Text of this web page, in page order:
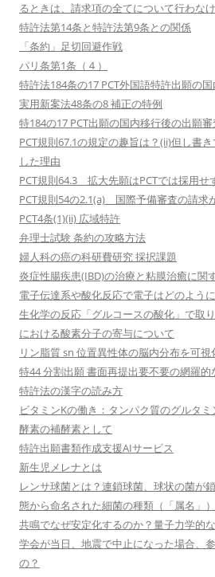
るときは、請求項の全てについて行わな
特許法第14条と特許法第9条との関係
「条約」足切回避作戦
パリ条第1条（４）
特許法184条の17 PCT外国語特許出願の
実用新案法48条の8 補正の特例
特184の17 PCT出願の国内移行後の出願
PCT規則67.1の規定の趣旨は？(ii)但し書
した理由
PCT規則64.3 拡大先願はPCTでは採用せ
PCT規則54の2.1(a) 国際予備審査の請求
PCT4条(1)(ii) 広域特許
弁理士試験 条約の攻略方法
婦人科の癌の科研費研究 採択課題
炎症性腸疾患(IBD)の治療と粘膜治癒に関
電子伝達系や酸化反応で電子はどのよう
生化学の反応「グルコースの酸化」で取
における酸素分子の寄与について
リン脂質 sn 位置異性体の脳内分布を可視
特44 分割出願 書面再提出要不要の網羅的
特許法の漢字の読み方
ビタミンKの働き：タンパク質のグルタ
酵素の補酵素として
特許出願書類作成支援AIサービス
新生児メレナとは
レンサ球菌とは？連鎖球菌、球状の菌が
態から命名された細菌の種類（「属名」）
共鳴でなぜ安定化するのか？量子力学的
学会が当日、地震で中止になった場合、
の？